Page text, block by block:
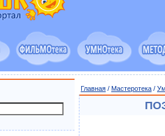
Главная / Мастеротека /